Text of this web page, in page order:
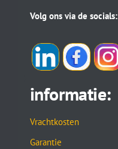
Volg ons via de socials:
informatie:
Vrachtkosten
Garantie